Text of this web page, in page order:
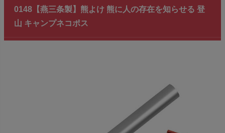
0148【燕三条製】熊よけ 熊に人の存在を知らせる 登
山 キャンプネコポス